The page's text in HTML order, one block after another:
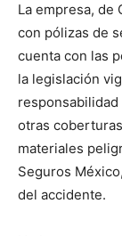
La empresa, de
con pólizas de
cuenta con las
la legislación
otras
materiales
Seguros
del accidente.